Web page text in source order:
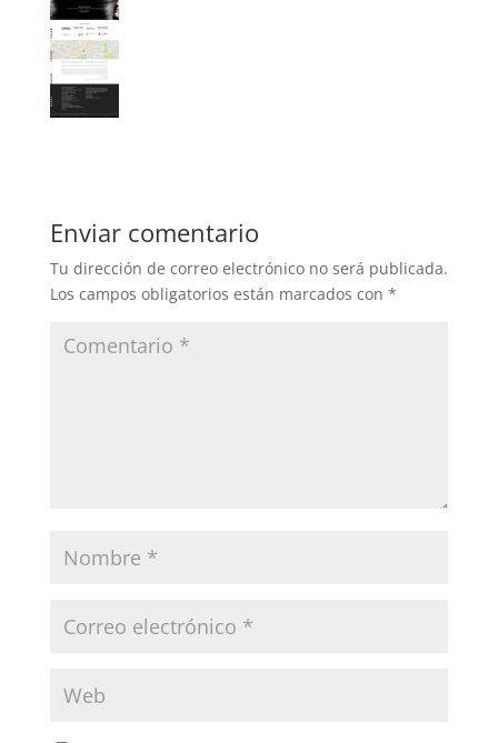
Enviar comentario
Tu dirección de correo electrónico no será publicada.
Los campos obligatorios están marcados con *